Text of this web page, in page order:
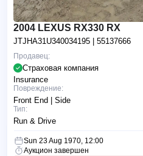
2004 LEXUS RX330 RX
JTJHA31U340034195 | 55137666
Продавец:
Страховая компания
Insurance
Повреждение:
Front End | Side
Тип:
Run & Drive
Sun 23 Aug 1970, 12:00
Аукцион завершен